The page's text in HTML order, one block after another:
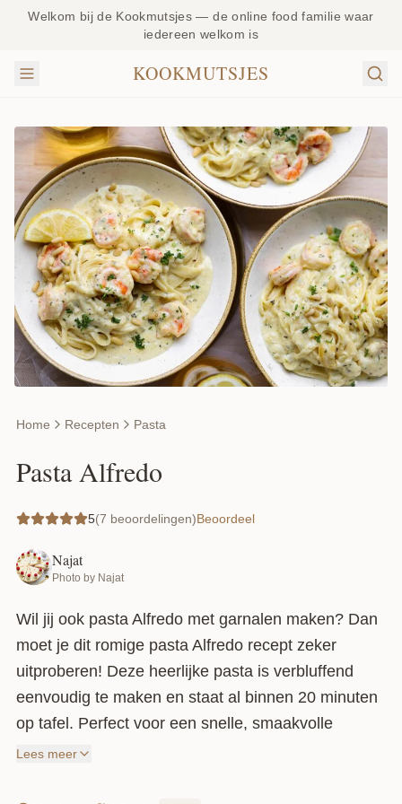
Welkom bij de Kookmutsjes — de online food familie waar
iedereen welkom is
KOOKMUTSJES
Home Recepten Pasta
Pasta Alfredo
5(7 beoordelingen)Beoordeel
Najat
Photo by Najat
Wil jij ook pasta Alfredo met garnalen maken? Dan
moet je dit romige pasta Alfredo recept zeker
uitproberen! Deze heerlijke pasta is verbluffend
eenvoudig te maken en staat al binnen 20 minuten
op tafel. Perfect voor een snelle, smaakvolle
maaltijd. Want laten we eerlijk zijn: een lekkere
Lees meer